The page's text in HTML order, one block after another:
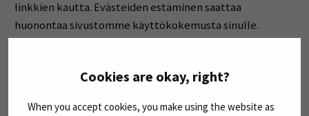
Cookies are okay, right?
When you accept cookies, you make using the website as
linkkien kautta. Evästeiden estäminen saattaa
huonontaa sivustomme käyttökokemusta sinulle.
Evästeitä ei voi estää takautuvasti.